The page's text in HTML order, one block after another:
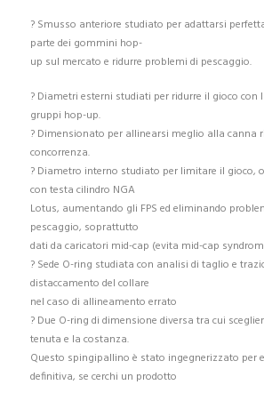
? Smusso anteriore studiato per adattarsi
parte dei gommini hop-
up sul mercato e ridurre problemi di pescaggio.
? Diametri esterni studiati per ridurre il gioco con
gruppi hop-up.
? Dimensionato per allinearsi meglio alla canna
concorrenza.
? Diametro interno studiato per limitare il gioco,
con testa cilindro NGA
Lotus, aumentando gli FPS ed eliminando
pescaggio, soprattutto
dati da caricatori mid-cap (evita mid-cap
? Sede O-ring studiata con analisi di taglio e
distaccamento del collare
nel caso di allineamento errato
? Due O-ring di dimensione diversa tra cui
tenuta e la costanza.
Questo spingipallino è stato ingegnerizzato per
definitiva, se cerchi un prodotto